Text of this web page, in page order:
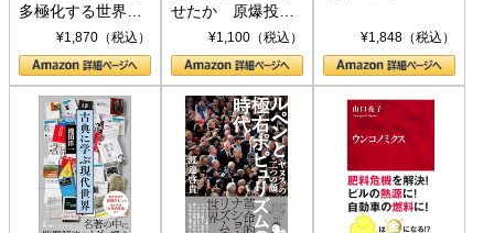
多極化する世界：
トランプとBRICS
の挑戦
¥1,870（税込）
せたか 原爆投
下、ソ連参戦、そ
して聖断 (PHP新
書)
¥1,100（税込） ¥1,848（税込）